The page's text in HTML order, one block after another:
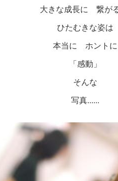
大きな成長に 繋が
ひたむきな姿は
本当に ホントに
「感動」
そんな
写真......